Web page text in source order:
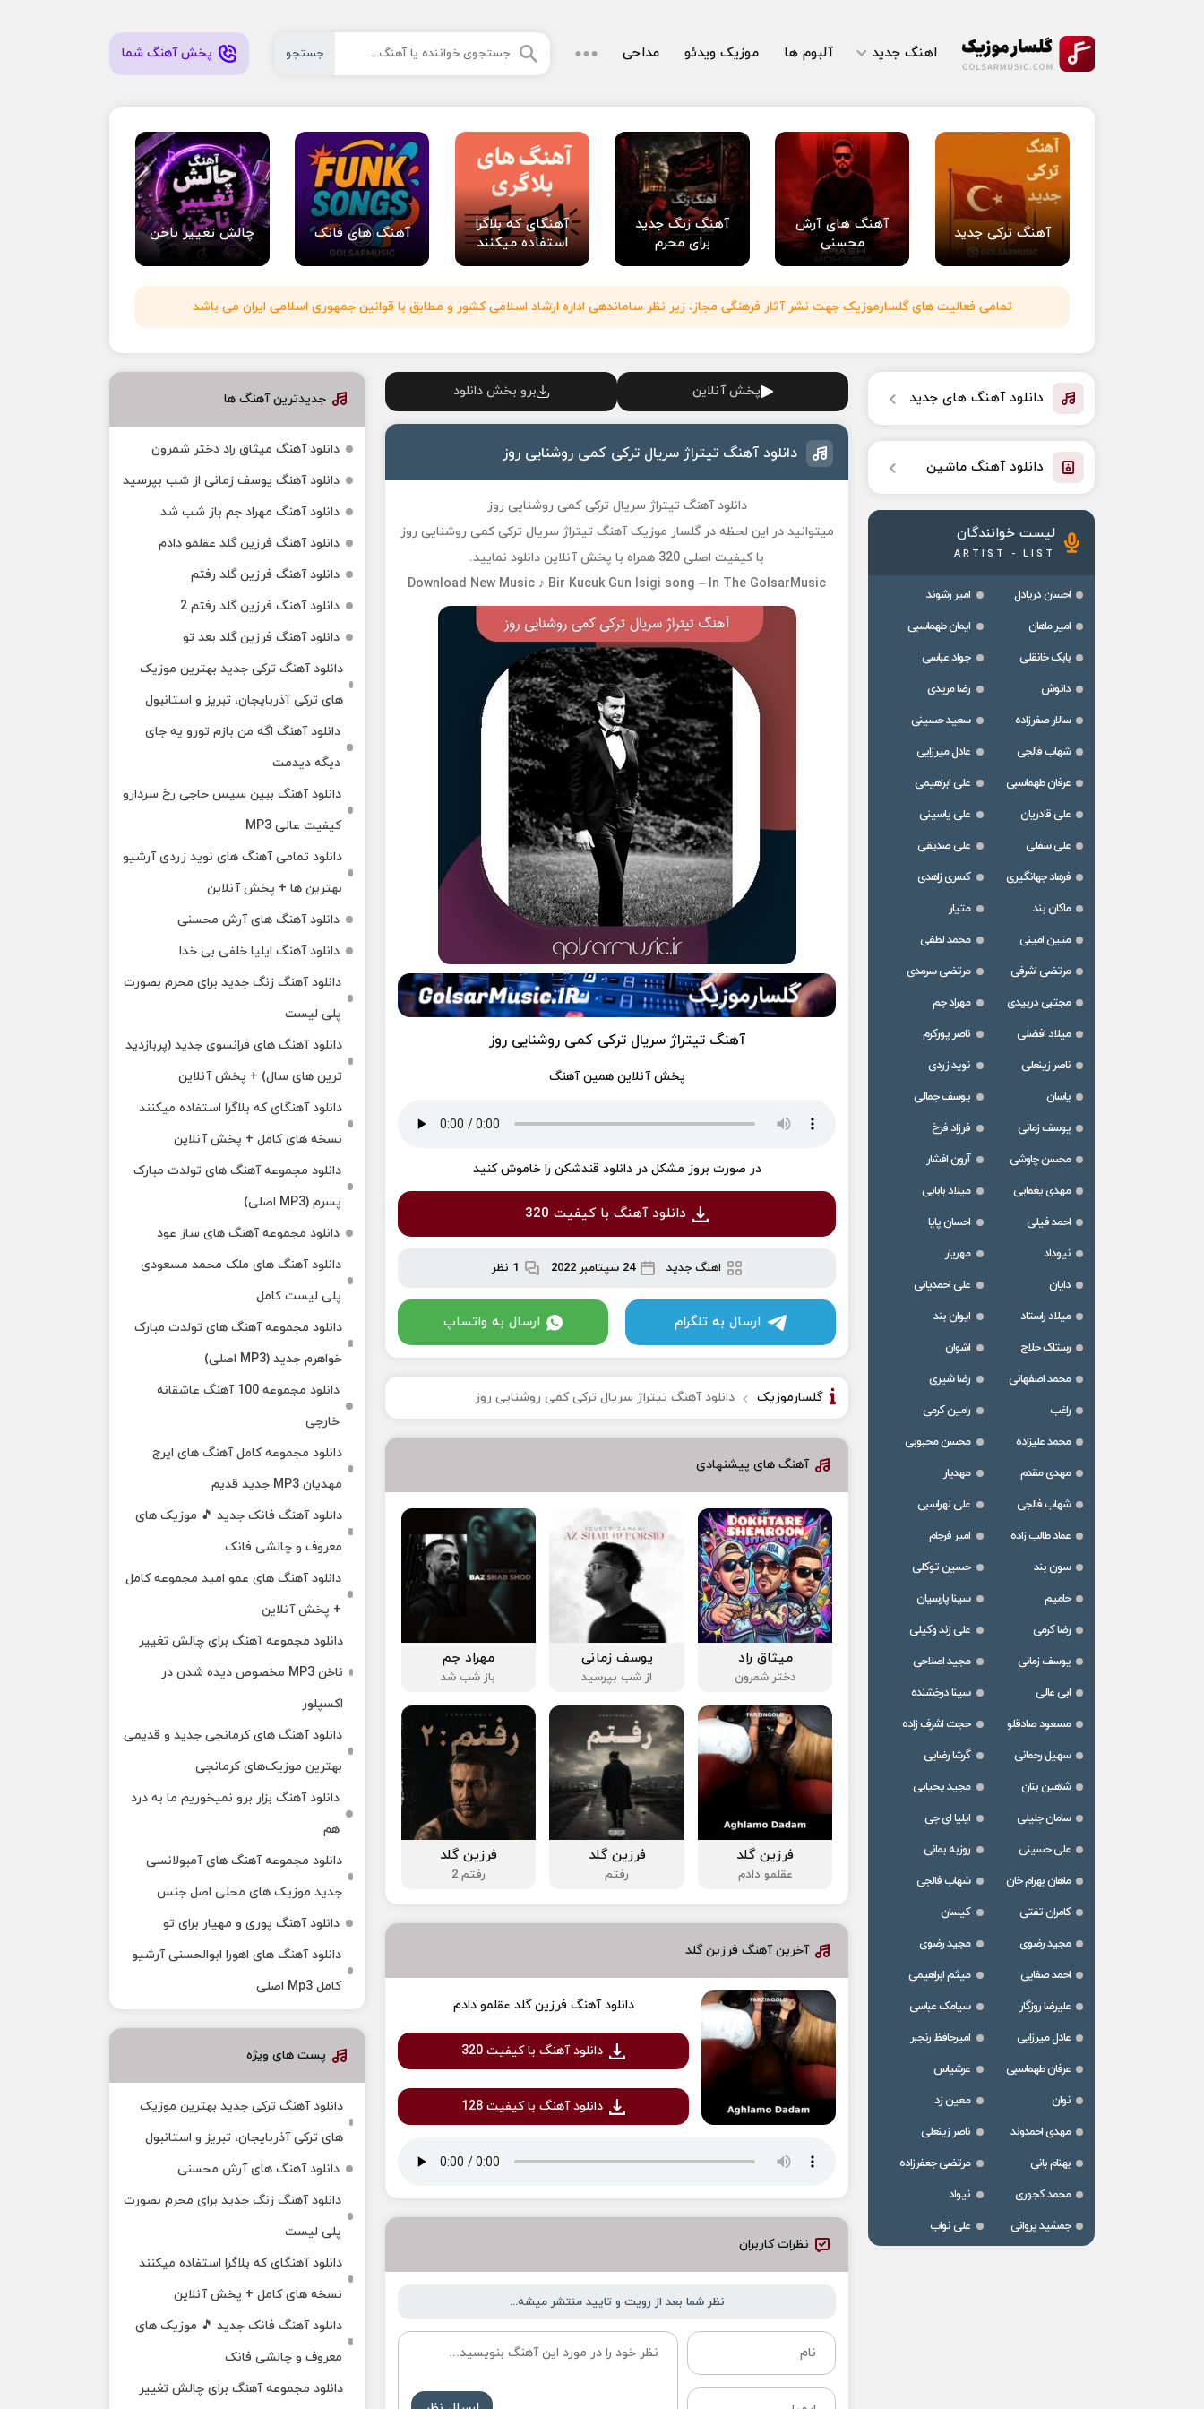
اهنگ جدید آلبوم ها موزیک ویدئو مداحی جستجو پخش آهنگ شما
آهنگ ترکی جدید
آهنگ های آرش
محسنی
آهنگ زنگ جدید
برای محرم
آهنگای که بلاگرا
استفاده میکنند
آهنگ های فانک چالش تغییر ناخن
تمامی فعالیت های گلسارموزیک جهت نشر آثار فرهنگی مجاز، زیر نظر ساماندهی اداره ارشاد اسلامی کشور و مطابق با قوانین جمهوری اسلامی ایران می باشد
پخش آنلاین برو بخش دانلود
دانلود آهنگ تیتراژ سریال ترکی کمی روشنایی روز
دانلود آهنگ تیتراژ سریال ترکی کمی روشنایی روز
میتوانید در این لحظه در گلسار موزیک آهنگ تیتراژ سریال ترکی کمی روشنایی روز
با کیفیت اصلی 320 همراه با پخش آنلاین دانلود نمایید.
Download New Music ♪ Bir Kucuk Gun Isigi song – In The GolsarMusic
آهنگ تیتراژ سریال ترکی کمی روشنایی روز
پخش آنلاین همین آهنگ
در صورت بروز مشکل در دانلود قندشکن را خاموش کنید
دانلود آهنگ با کیفیت 320
اهنگ جدید 24 سپتامبر 2022 1 نظر
ارسال به تلگرام ارسال به واتساپ
گلسارموزیک دانلود آهنگ تیتراژ سریال ترکی کمی روشنایی روز
آهنگ های پیشنهادی
میثاق راد
دختر شمرون
یوسف زمانی
از شب بپرسید
مهراد جم
باز شب شد
فرزین گلد
عقلمو دادم
فرزین گلد
رفتم
فرزین گلد
رفتم 2
آخرین آهنگ فرزین گلد
دانلود آهنگ فرزین گلد عقلمو دادم
دانلود آهنگ با کیفیت 320
دانلود آهنگ با کیفیت 128
نظرات کاربران
نظر شما بعد از رویت و تایید منتشر میشه...
دانلود آهنگ های جدید
دانلود آهنگ ماشین
لیست خوانندگان
ARTIST - LIST
احسان دریادل
امیر رشوند
امیر ماهان
ایمان طهماسبی
بابک خانقلی
جواد عباسی
دانوش
رضا مریدی
سالار صفرزاده
سعید حسینی
شهاب فالجی
عادل میرزایی
عرفان طهماسبی
علی ابراهیمی
علی قادریان
علی یاسینی
علی سفلی
علی صدیقی
فرهاد جهانگیری
کسری زاهدی
ماکان بند
متیار
متین امینی
محمد لطفی
مرتضی اشرفی
مرتضی سرمدی
مجتبی دربیدی
مهراد جم
میلاد افضلی
ناصر پورکرم
ناصر زینعلی
نوید زردی
یاسان
یوسف جمالی
یوسف زمانی
فرزاد فرخ
محسن چاوشی
آرون افشار
مهدی یغمایی
میلاد بابایی
احمد فیلی
احسان پایا
نیوداد
مهریار
دایان
علی احمدیانی
میلاد راستاد
ایوان بند
رستاک حلاج
اشوان
محمد اصفهانی
رضا شیری
راغب
رامین کرمی
محمد علیزاده
محسن محبوبی
مهدی مقدم
مهدیار
شهاب فالجی
علی لهراسبی
عماد طالب زاده
امیر فرجام
سون بند
حسین توکلی
حامیم
سینا پارسیان
رضا کرمی
علی زند وکیلی
یوسف زمانی
مجید اصلاحی
ابی عالی
سینا درخشنده
مسعود صادقلو
حجت اشرف زاده
سهیل رحمانی
گرشا رضایی
شاهین بنان
مجید یحیایی
سامان جلیلی
ایلیا ای جی
علی حسینی
روزبه بمانی
ماهان بهرام خان
شهاب فالجی
کامران تفتی
کیسان
مجید رضوی
مجید رضوی
احمد صفایی
میثم ابراهیمی
علیرضا روزگار
سیامک عباسی
عادل میرزایی
امیرحافظ رنجبر
عرفان طهماسبی
عرشیاس
نوان
معین زد
مهدی احمدوند
ناصر زینعلی
بهنام بانی
مرتضی جعفرزاده
محمد کجوری
نیواد
جمشید پروانی
علی نواب
جدیدترین آهنگ ها
دانلود آهنگ میثاق راد دختر شمرون
دانلود آهنگ یوسف زمانی از شب بپرسید
دانلود آهنگ مهراد جم باز شب شد
دانلود آهنگ فرزین گلد عقلمو دادم
دانلود آهنگ فرزین گلد رفتم
دانلود آهنگ فرزین گلد رفتم 2
دانلود آهنگ فرزین گلد بعد تو
دانلود آهنگ ترکی جدید بهترین موزیک‌
های ترکی آذربایجان، تبریز و استانبول
دانلود آهنگ اگه من بازم تورو یه جای
دیگه دیدمت
دانلود آهنگ ببین سیس حاجی رخ سردارو
کیفیت عالی MP3
دانلود تمامی آهنگ های نوید زردی آرشیو
بهترین ها + پخش آنلاین
دانلود آهنگ های آرش محسنی
دانلود آهنگ ایلیا خلفی بی خدا
دانلود آهنگ زنگ جدید برای محرم بصورت
پلی لیست
دانلود آهنگ های فرانسوی جدید (پربازدید
ترین های سال) + پخش آنلاین
دانلود آهنگای که بلاگرا استفاده میکنند
نسخه های کامل + پخش آنلاین
دانلود مجموعه آهنگ های تولدت مبارک
پسرم (MP3 اصلی)
دانلود مجموعه آهنگ های ساز عود
دانلود آهنگ های ملک‌ محمد مسعودی
پلی لیست کامل
دانلود مجموعه آهنگ های تولدت مبارک
خواهرم جدید (MP3 اصلی)
دانلود مجموعه 100 آهنگ عاشقانه
خارجی
دانلود مجموعه کامل آهنگ های ایرج
مهدیان MP3 جدید قدیم
دانلود آهنگ فانک جدید 🎵 موزیک‌ های
معروف و چالشی فانک
دانلود آهنگ های عمو امید مجموعه کامل
+ پخش آنلاین
دانلود مجموعه آهنگ برای چالش تغییر
ناخن MP3 مخصوص دیده شدن در
اکسپلور
دانلود آهنگ‌ های کرمانجی جدید و قدیمی
بهترین موزیک‌های کرمانجی
دانلود آهنگ بزار برو نمیخوریم ما به درد
هم
دانلود مجموعه آهنگ های آمبولانسی
جدید موزیک های محلی اصل جنس
دانلود آهنگ پوری و مهیار برای تو
دانلود آهنگ های اهورا ابوالحسنی آرشیو
کامل Mp3 اصلی
پست های ویژه
دانلود آهنگ ترکی جدید بهترین موزیک‌
های ترکی آذربایجان، تبریز و استانبول
دانلود آهنگ های آرش محسنی
دانلود آهنگ زنگ جدید برای محرم بصورت
پلی لیست
دانلود آهنگای که بلاگرا استفاده میکنند
نسخه های کامل + پخش آنلاین
دانلود آهنگ فانک جدید 🎵 موزیک‌ های
معروف و چالشی فانک
دانلود مجموعه آهنگ برای چالش تغییر